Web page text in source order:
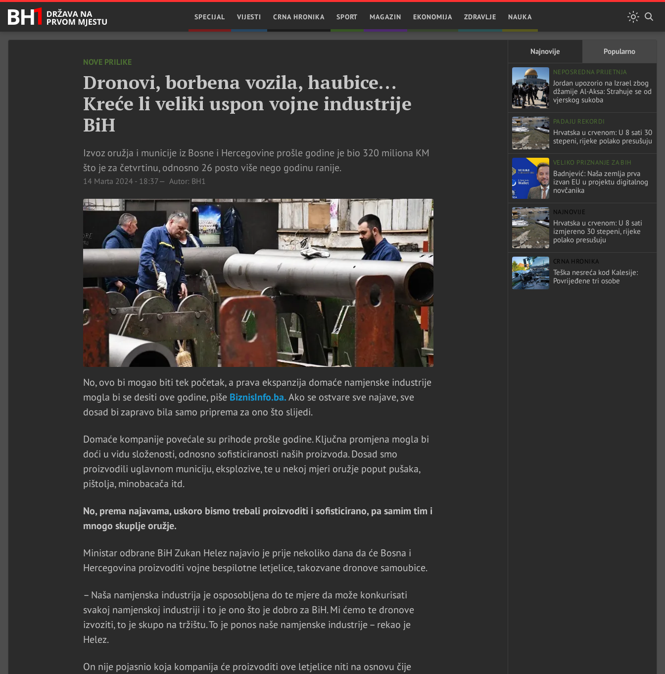
SPECIJAL VIJESTI CRNA HRONIKA SPORT MAGAZIN EKONOMIJA ZDRAVLJE NAUKA
NOVE PRILIKE
Dronovi, borbena vozila, haubice…
Kreće li veliki uspon vojne industrije
BiH
Izvoz oružja i municije iz Bosne i Hercegovine prošle godine je bio 320 miliona KM
što je za četvrtinu, odnosno 26 posto više nego godinu ranije.
14 Marta 2024 - 18:37 Autor: BH1
No, ovo bi mogao biti tek početak, a prava ekspanzija domaće namjenske industrije
mogla bi se desiti ove godine, piše BiznisInfo.ba. Ako se ostvare sve najave, sve
dosad bi zapravo bila samo priprema za ono što slijedi.
Domaće kompanije povećale su prihode prošle godine. Ključna promjena mogla bi
doći u vidu složenosti, odnosno sofisticiranosti naših proizvoda. Dosad smo
proizvodili uglavnom municiju, eksplozive, te u nekoj mjeri oružje poput pušaka,
pištolja, minobacača itd.
No, prema najavama, uskoro bismo trebali proizvoditi i sofisticirano, pa samim tim i
mnogo skuplje oružje.
Ministar odbrane BiH Zukan Helez najavio je prije nekoliko dana da će Bosna i
Hercegovina proizvoditi vojne bespilotne letjelice, takozvane dronove samoubice.
– Naša namjenska industrija je osposobljena do te mjere da može konkurisati
svakoj namjenskoj industriji i to je ono što je dobro za BiH. Mi ćemo te dronove
izvoziti, to je skupo na tržištu. To je ponos naše namjenske industrije – rekao je
Helez.
On nije pojasnio koja kompanija će proizvoditi ove letjelice niti na osnovu čije
Najnovije Popularno
NEPOSREDNA PRIJETNJA
Jordan upozorio na Izrael zbog
džamije Al-Aksa: Strahuje se od
vjerskog sukoba
PADAJU REKORDI
Hrvatska u crvenom: U 8 sati 30
stepeni, rijeke polako presušuju
VELIKO PRIZNANJE ZA BIH
Badnjević: Naša zemlja prva
izvan EU u projektu digitalnog
novčanika
NAJNOVIJE
Hrvatska u crvenom: U 8 sati
izmjereno 30 stepeni, rijeke
polako presušuju
CRNA HRONIKA
Teška nesreća kod Kalesije:
Povrijeđene tri osobe